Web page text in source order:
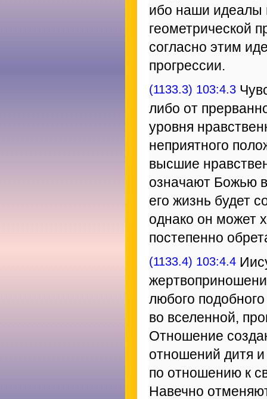
ибо наши идеалы
геометрической
согласно этим
прогрессии.
(1133.3) 103:4.3
либо от
уровня
неприятного
высшие
означают Божью
его жизнь будет
однако он может
постепенно
(1133.4) 103:4.4
любого
во вселенной,
Отношение
отношений дитя
по отношению к
Навечно